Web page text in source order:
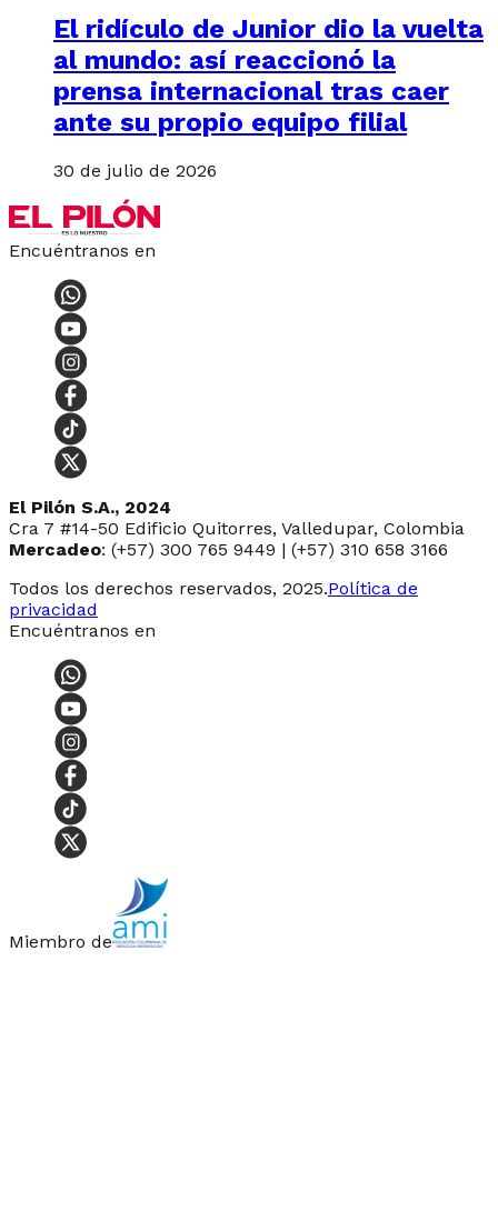
El ridículo de Junior dio la vuelta
al mundo: así reaccionó la
prensa internacional tras caer
ante su propio equipo filial
30 de julio de 2026
Encuéntranos en
El Pilón S.A., 2024
Cra 7 #14-50 Edificio Quitorres, Valledupar, Colombia
Mercadeo: (+57) 300 765 9449 | (+57) 310 658 3166
Todos los derechos reservados, 2025.Política de
privacidad
Encuéntranos en
Miembro de